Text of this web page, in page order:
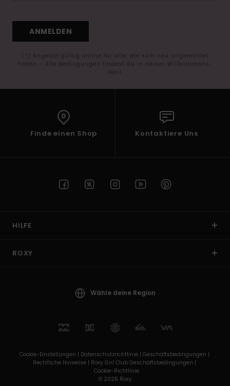
ANMELDEN
(*) Angebot gültig online für alle, die sich neu angemeldet
haben - Alle Bedingungen findest du in deiner Willkommens-
Mail
Finde einen Shop Kontaktiere Uns
HILFE
ROXY
Wähle deine Region
Cookie-Einstellungen | Datenschutzrichtlinie | Geschäftsbedingungen |
Rechtliche Hinweise | Roxy Girl Club Geschäftsbedingungen |
Cookie-Richtlinie
© 2026 Roxy